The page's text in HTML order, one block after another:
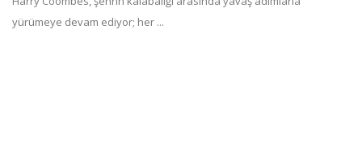
yürümeye devam ediyor; her ...